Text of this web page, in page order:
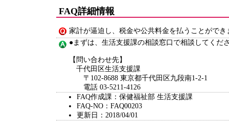
FAQ詳細情報
家計が逼迫し、税金や公共料金を払うことができ
●まずは、生活支援課の相談窓口で相談してくだ
【問い合わせ先】
千代田区生活支援課
〒102-8688 東京都千代田区九段南1-2-1
電話 03-5211-4126
FAQ作成課：保健福祉部 生活支援課
FAQ-NO：FAQ00203
更新日：2018/04/01